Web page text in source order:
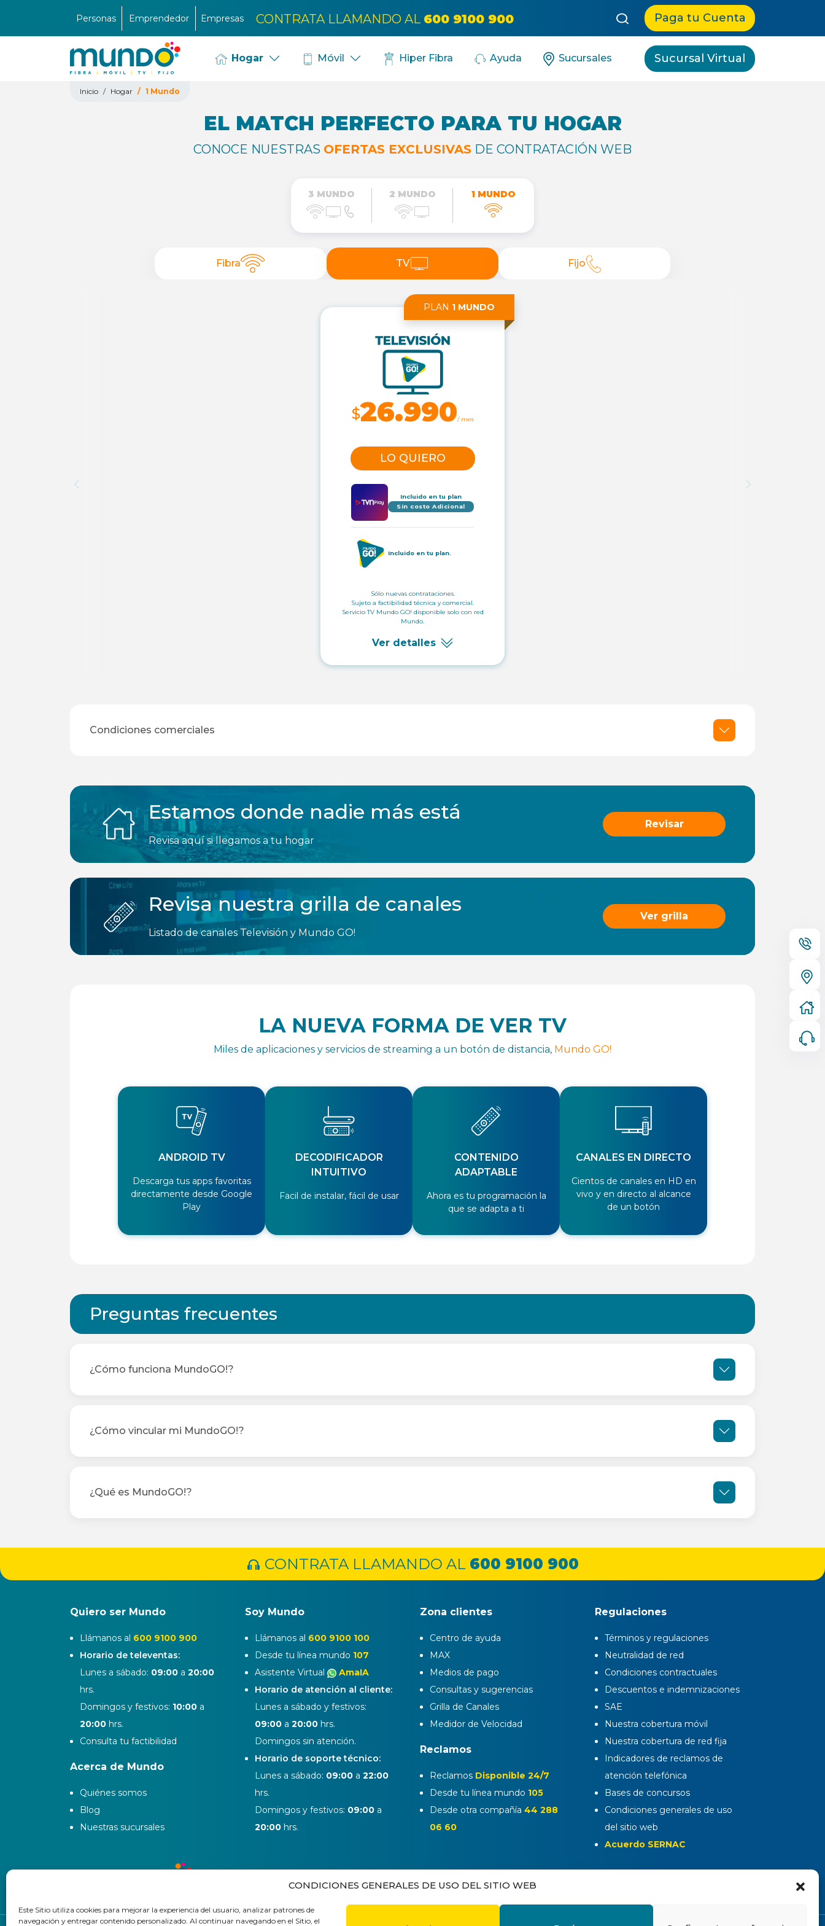
CONDICIONES GENERALES DE USO DEL SITIO WEB
Este Sitio utiliza cookies para mejorar la experiencia del usuario, analizar patrones de
navegación y entregar contenido personalizado. Al continuar navegando en el Sitio, el
Personas Emprendedor Empresas CONTRATA LLAMANDO AL 600 9100 900 Paga tu Cuenta
Hogar Móvil Hiper Fibra Ayuda Sucursales Sucursal Virtual
Inicio Hogar 1 Mundo
EL MATCH PERFECTO PARA TU HOGAR
CONOCE NUESTRAS OFERTAS EXCLUSIVAS DE CONTRATACIÓN WEB
3 MUNDO 2 MUNDO 1 MUNDO
Fibra TV Fijo
PLAN 1 MUNDO
$26.990/ mes
LO QUIERO
Incluido en tu plan
Sin costo Adicional
Incluido en tu plan.
Sólo nuevas contrataciones.
Sujeto a factibilidad técnica y comercial.
Servicio TV Mundo GO! disponible solo con red
Mundo.
Ver detalles
Condiciones comerciales
Estamos donde nadie más está
Revisa aquí si llegamos a tu hogar
Revisar
Revisa nuestra grilla de canales
Listado de canales Televisión y Mundo GO!
Ver grilla
LA NUEVA FORMA DE VER TV
Miles de aplicaciones y servicios de streaming a un botón de distancia, Mundo GO!
ANDROID TV
Descarga tus apps favoritas
directamente desde Google
Play
DECODIFICADOR
INTUITIVO
Facil de instalar, fácil de usar
CONTENIDO
ADAPTABLE
Ahora es tu programación la
que se adapta a ti
CANALES EN DIRECTO
Cientos de canales en HD en
vivo y en directo al alcance
de un botón
Preguntas frecuentes
¿Cómo funciona MundoGO!?
¿Cómo vincular mi MundoGO!?
¿Qué es MundoGO!?
CONTRATA LLAMANDO AL 600 9100 900
Quiero ser Mundo
Llámanos al 600 9100 900
Horario de televentas:
Lunes a sábado: 09:00 a 20:00
hrs.
Domingos y festivos: 10:00 a
20:00 hrs.
Consulta tu factibilidad
Acerca de Mundo
Quiénes somos
Blog
Nuestras sucursales
Soy Mundo
Llámanos al 600 9100 100
Desde tu línea mundo 107
Asistente Virtual
AmaIA
Horario de atención al cliente:
Lunes a sábado y festivos:
09:00 a 20:00 hrs.
Domingos sin atención.
Horario de soporte técnico:
Lunes a sábado: 09:00 a 22:00
hrs.
Domingos y festivos: 09:00 a
20:00 hrs.
Zona clientes
Centro de ayuda
MAX
Medios de pago
Consultas y sugerencias
Grilla de Canales
Medidor de Velocidad
Reclamos
Reclamos Disponible 24/7
Desde tu línea mundo 105
Desde otra compañía 44 288
06 60
Regulaciones
Términos y regulaciones
Neutralidad de red
Condiciones contractuales
Descuentos e indemnizaciones
SAE
Nuestra cobertura móvil
Nuestra cobertura de red fija
Indicadores de reclamos de
atención telefónica
Bases de concursos
Condiciones generales de uso
del sitio web
Acuerdo SERNAC